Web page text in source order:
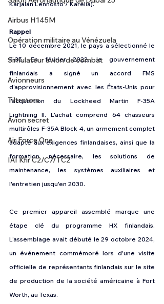
Airbus H145M
Opération militaire au Vénézuela
Simulateur avion de combat
Avionneurs
Tiltrotors
Avion secret
Air Force One
IAI Kfir C2/C7/TC2
Karjalan Lennosto / Karelia).
Rappel
Le 10 décembre 2021, le pays a sélectionné le
F-35. En février 2022, le gouvernement
finlandais a signé un accord FMS
d'approvisionnement avec les États-Unis pour
l'acquisition du Lockheed Martin F-35A
Lightning II. L'achat comprend 64 chasseurs
multirôles F-35A Block 4, un armement complet
adapté aux exigences finlandaises, ainsi que la
formation nécessaire, les solutions de
maintenance, les systèmes auxiliaires et
l'entretien jusqu'en 2030.
Ce premier appareil assemblé marque une
étape clé du programme HX finlandais.
L’assemblage avait débuté le 29 octobre 2024,
un événement commémoré lors d'une visite
officielle de représentants finlandais sur le site
de production de la société américaine à Fort
Worth, au Texas.